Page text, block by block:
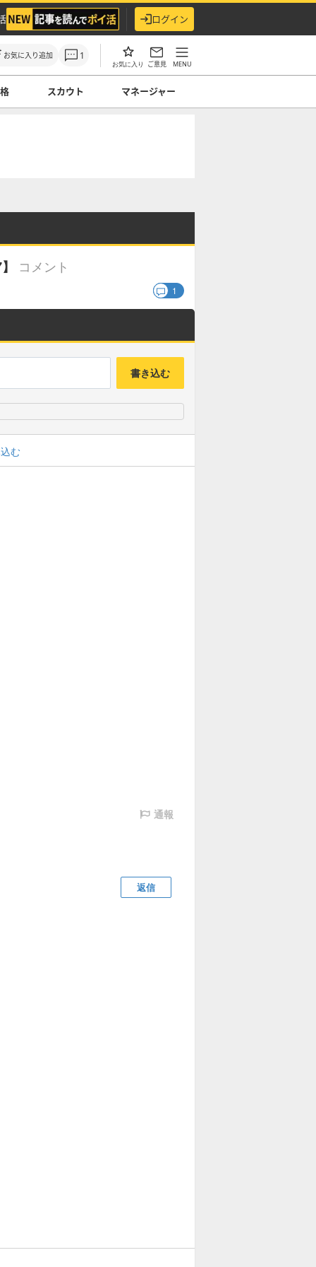
ログイン
お気に入り追加 1
お気に入り ご意見 MENU
スカウト マネージャー
コメント
1
書き込む
む
通報
返信